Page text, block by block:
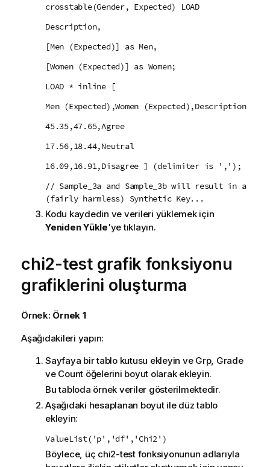
crosstable(Gender, Expected) LOAD
Description,
[Men (Expected)] as Men,
[Women (Expected)] as Women;
LOAD * inline [
Men (Expected),Women (Expected),Description
45.35,47.65,Agree
17.56,18.44,Neutral
16.09,16.91,Disagree ] (delimiter is ',');
// Sample_3a and Sample_3b will result in a
(fairly harmless) Synthetic Key...
Kodu kaydedin ve verileri yüklemek için
Yeniden Yükle'ye tıklayın.
chi2-testgrafik fonksiyonu
grafiklerini oluşturma
Örnek: Örnek 1
Aşağıdakileri yapın:
Sayfaya bir tablo kutusu ekleyin ve Grp, Grade
ve Count öğelerini boyut olarak ekleyin.
Bu tabloda örnek veriler gösterilmektedir.
Aşağıdaki hesaplanan boyut ile düz tablo
ekleyin:
ValueList('p','df','Chi2')
Böylece, üç chi2-testfonksiyonunun adlarıyla